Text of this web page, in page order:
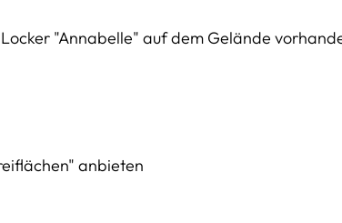
"Annabelle" auf dem Gelände
anbieten